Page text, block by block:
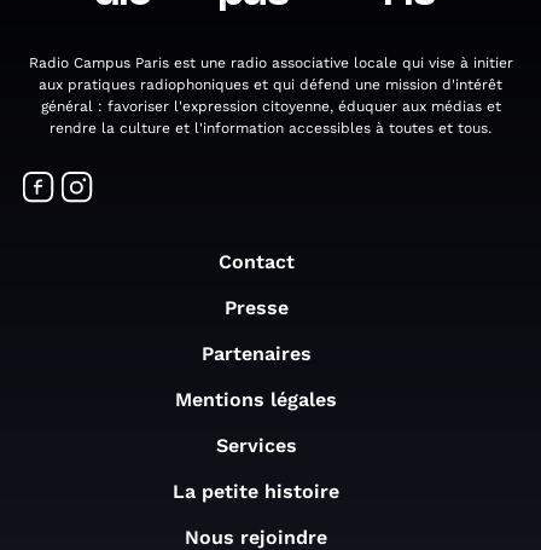
Radio Campus Paris est une radio associative locale qui vise à initier
aux pratiques radiophoniques et qui défend une mission d'intérêt
général : favoriser l'expression citoyenne, éduquer aux médias et
rendre la culture et l'information accessibles à toutes et tous.
Contact
Presse
Partenaires
Mentions légales
Services
La petite histoire
Nous rejoindre